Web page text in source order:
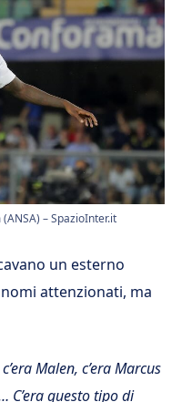
– SpazioInter.it
un esterno
attenzionati, ma
c’era Malen, c’era Marcus
C’era questo tipo di